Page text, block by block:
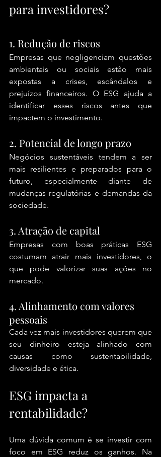
para investidores?
1. Redução de riscos
Empresas que negligenciam questões
ambientais ou sociais estão mais
expostas a crises, escândalos e
prejuízos financeiros. O ESG ajuda a
identificar esses riscos antes que
impactem o investimento.
2. Potencial de longo prazo
Negócios sustentáveis tendem a ser
mais resilientes e preparados para o
futuro, especialmente diante de
mudanças regulatórias e demandas da
sociedade.
3. Atração de capital
Empresas com boas práticas ESG
costumam atrair mais investidores, o
que pode valorizar suas ações no
mercado.
4. Alinhamento com valores
pessoais
Cada vez mais investidores querem que
seu dinheiro esteja alinhado com
causas como sustentabilidade,
diversidade e ética.
ESG impacta a
rentabilidade?
Uma dúvida comum é se investir com
foco em ESG reduz os ganhos. Na